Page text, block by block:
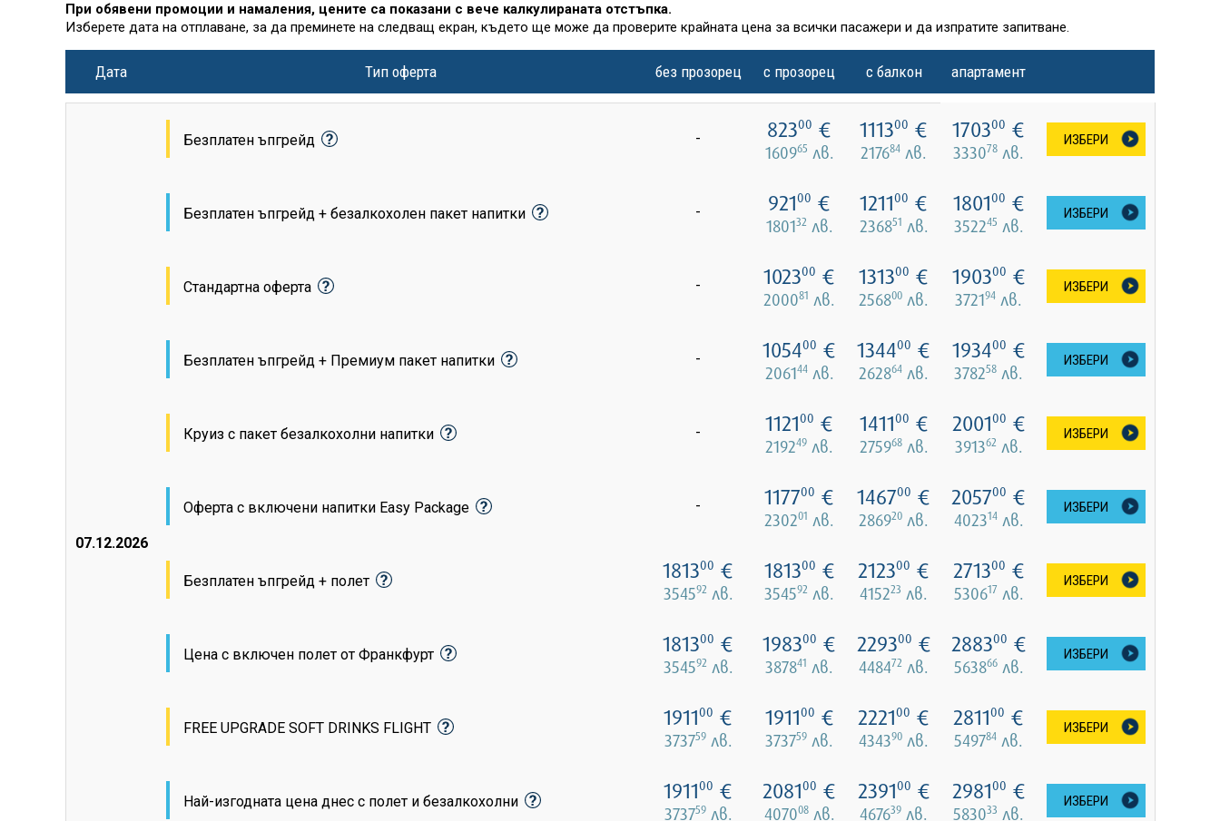
При обявени промоции и намаления, цените са показани с вече калкулираната отстъпка.
Изберете дата на отплаване, за да преминете на следващ екран, където ще може да проверите крайната цена за всички пасажери и да изпратите запитване.
Дата Тип оферта без прозорец с прозорец с балкон апартамент
07.12.2026
Безплатен ъпгрейд - 82300 €
160965 лв.
111300 €
217684 лв.
170300 €
333078 лв.
ИЗБЕРИ
Безплатен ъпгрейд + безалкохолен пакет напитки - 92100 €
180132 лв.
121100 €
236851 лв.
180100 €
352245 лв.
ИЗБЕРИ
Стандартна оферта - 102300 €
200081 лв.
131300 €
256800 лв.
190300 €
372194 лв.
ИЗБЕРИ
Безплатен ъпгрейд + Премиум пакет напитки - 105400 €
206144лв.
134400 €
262864 лв.
193400 €
378258 лв.
ИЗБЕРИ
Круиз с пакет безалкохолни напитки - 112100 €
219249 лв.
141100 €
275968лв.
200100 €
391362 лв.
ИЗБЕРИ
Оферта с включени напитки Easy Package - 117700 €
230201 лв.
146700 €
286920 лв.
205700 €
402314лв.
ИЗБЕРИ
Безплатен ъпгрейд + полет 181300 €
354592 лв.
181300 €
354592 лв.
212300 €
415223 лв.
271300 €
530617лв.
ИЗБЕРИ
Цена с включен полет от Франкфурт 181300 €
354592 лв.
198300 €
387841 лв.
229300 €
448472 лв.
288300 €
563866лв.
ИЗБЕРИ
FREE UPGRADE SOFT DRINKS FLIGHT 191100 €
373759лв.
191100 €
373759 лв.
222100 €
434390 лв.
281100 €
549784 лв.
ИЗБЕРИ
Най-изгодната цена днес с полет и безалкохолни 191100 €
373759лв.
208100 €
407008лв.
239100 €
467639 лв.
298100 €
583033 лв.
ИЗБЕРИ